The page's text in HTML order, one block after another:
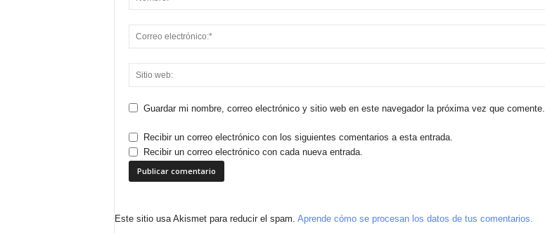
Guardar mi nombre, correo electrónico y sitio web en este navegador la próxima vez que comente.
Recibir un correo electrónico con los siguientes comentarios a esta entrada.
Recibir un correo electrónico con cada nueva entrada.
Este sitio usa Akismet para reducir el spam. Aprende cómo se procesan los datos de tus comentarios.